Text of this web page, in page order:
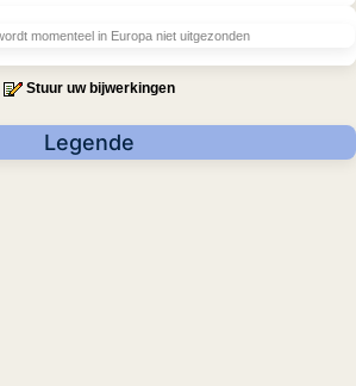
momenteel in Europa niet uitgezonden
Stuur uw bijwerkingen
Legende